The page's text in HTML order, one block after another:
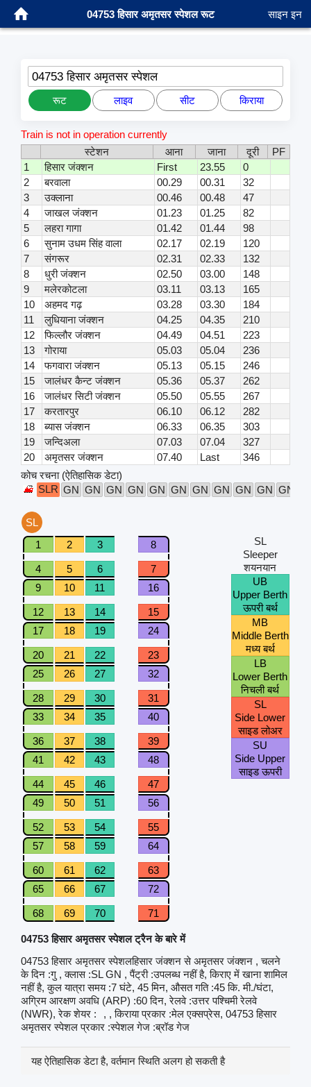
04753 हिसार अमृतसर स्पेशल रूट साइन इन
04753 हिसार अमृतसर स्पेशल
रूट लाइव सीट किराया
Train is not in operation currently
स्टेशन
आना जाना दूरी
PF
1
हिसार जंक्शन First 23.55
0
2
बरवाला 00.29 00.31
32
3
उक्लाना 00.46 00.48
47
4
जाखल जंक्शन 01.23 01.25
82
5
लहरा गागा 01.42 01.44
98
6
सुनाम उधम सिंह वाला 02.17 02.19
120
7
संगरूर 02.31 02.33
132
8
धुरी जंक्शन 02.50 03.00
148
9
मलेरकोटला 03.11 03.13
165
10
अहमद गढ़ 03.28 03.30
184
11
लुधियाना जंक्शन 04.25 04.35
210
12
फिल्लौर जंक्शन 04.49 04.51
223
13
गोराया 05.03 05.04
236
14
फगवारा जंक्शन 05.13 05.15
246
15
जालंधर कैन्ट जंक्शन 05.36 05.37
262
16
जालंधर सिटी जंक्शन 05.50 05.55
267
17
करतारपुर 06.10 06.12
282
18
ब्यास जंक्शन 06.33 06.35
303
19
जन्दिअला 07.03 07.04
327
20
अमृतसर जंक्शन 07.40 Last
346
कोच रचना (ऐतिहासिक डेटा)
SLR GN GN GN GN GN GN GN GN GN GN GN
SL
1
2 3 8
4 5 6
7
9
10 11 16
12 13 14
15
17
18 19 24
20 21 22
23
25
26 27 32
28 29 30
31
33
34 35 40
36 37 38
39
41
42 43 48
44 45 46
47
49
50 51 56
52 53 54
55
57
58 59 64
60 61 62
63
65
66 67 72
68 69 70 71
SL
Sleeper
शयनयान
UB
Upper Berth
ऊपरी बर्थ
MB
Middle Berth
मध्य बर्थ
LB
Lower Berth
निचली बर्थ
SL
Side Lower
साइड लोअर
SU
Side Upper
साइड ऊपरी
04753 हिसार अमृतसर स्पेशल ट्रैन के बारे में
04753 हिसार अमृतसर स्पेशलहिसार जंक्शन से अमृतसर जंक्शन , चलने
के दिन :गु , क्लास :SL GN , पैंट्री :उपलब्ध नहीं है, किराए में खाना शामिल
नहीं है, कुल यात्रा समय :7 घंटे, 45 मिन, औसत गति :45 कि. मी./घंटा,
अग्रिम आरक्षण अवधि (ARP) :60 दिन, रेलवे :उत्तर पश्चिमी रेलवे
(NWR), रेक शेयर :
, , किराया प्रकार :मेल एक्सप्रेस, 04753 हिसार
अमृतसर स्पेशल प्रकार :स्पेशल गेज :ब्रॉड गेज
यह ऐतिहासिक डेटा है, वर्तमान स्थिति अलग हो सकती है